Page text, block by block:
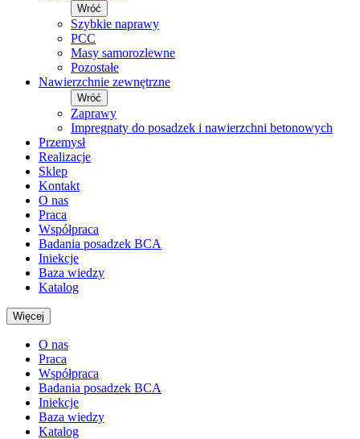
Wróć
Szybkie naprawy
PCC
Masy samorozlewne
Pozostałe
Nawierzchnie zewnętrzne
Wróć
Zaprawy
Impregnaty do posadzek i nawierzchni betonowych
Przemysł
Realizacje
Sklep
Kontakt
O nas
Praca
Współpraca
Badania posadzek BCA
Iniekcje
Baza wiedzy
Katalog
Więcej
O nas
Praca
Współpraca
Badania posadzek BCA
Iniekcje
Baza wiedzy
Katalog